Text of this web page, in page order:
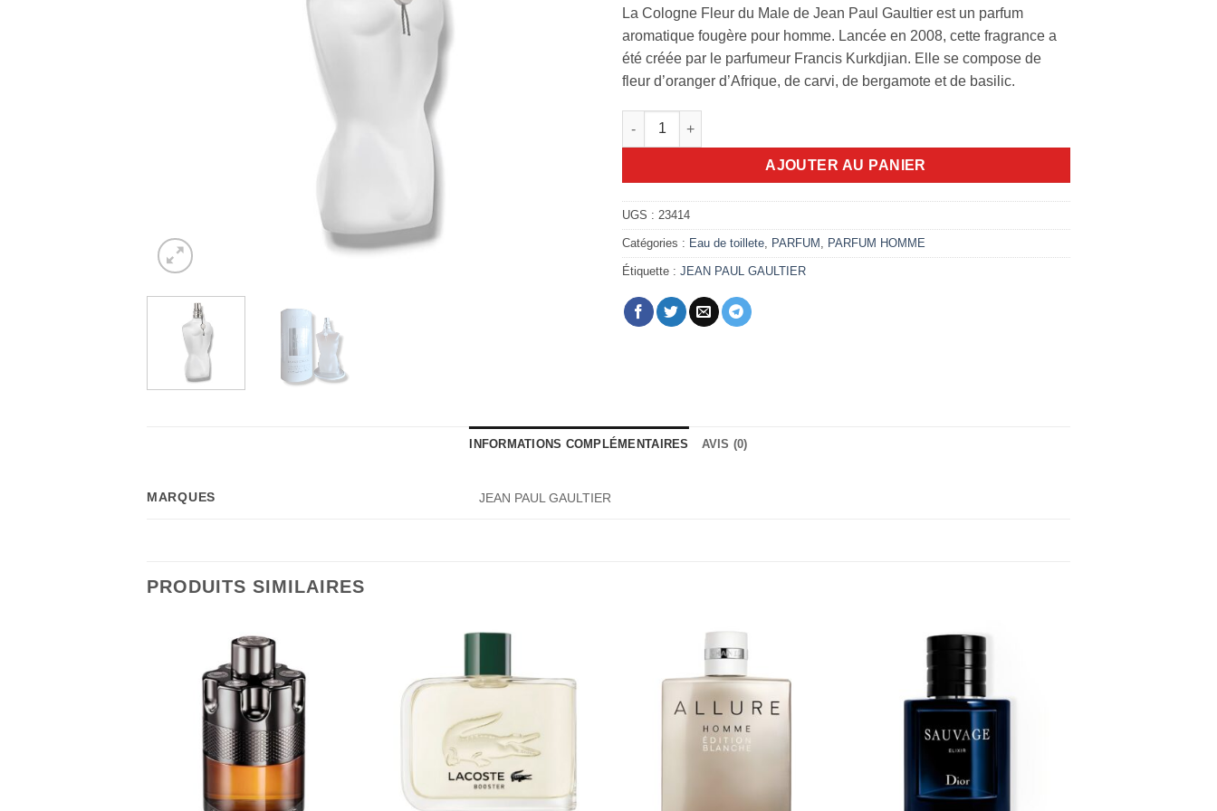
La Cologne Fleur du Male de Jean Paul Gaultier est un parfum
aromatique fougère pour homme. Lancée en 2008, cette fragrance a
été créée par le parfumeur Francis Kurkdjian. Elle se compose de
fleur d’oranger d’Afrique, de carvi, de bergamote et de basilic.
quantité de La Cologne Fleur du Male 125ml
AJOUTER AU PANIER
UGS : 23414
Catégories : Eau de toillete, PARFUM , PARFUM HOMME
Étiquette : JEAN PAUL GAULTIER
INFORMATIONS COMPLÉMENTAIRES AVIS (0)
MARQUES JEAN PAUL GAULTIER
PRODUITS SIMILAIRES